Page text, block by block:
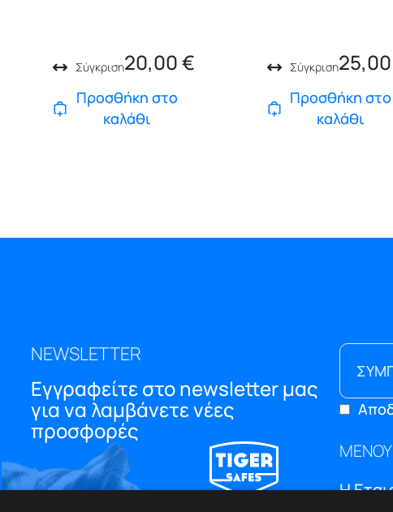
Σύγκριση20,00€
Προσθήκη στο
καλάθι
Σύγκριση25,00
Προσθήκη στο
καλάθι
NEWSLETTER
Εγγραφείτε στο newsletter μας
για να λαμβάνετε νέες
προσφορές
ΜΕΝΟΥ
Η